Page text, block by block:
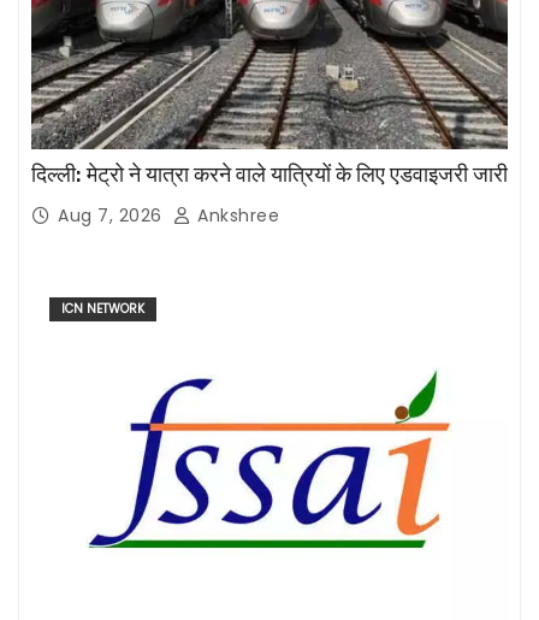
दिल्ली: मेट्रो ने यात्रा करने वाले यात्रियों के लिए एडवाइजरी जारी
Aug 7, 2026 Ankshree
ICN NETWORK